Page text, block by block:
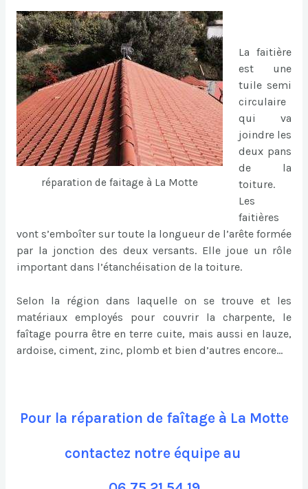
réparation de faitage à La Motte
La faitière
est une
tuile semi
circulaire
qui va
joindre les
deux pans
de la
toiture.
Les
faitières
vont s’emboîter sur toute la longueur de l’arête formée
par la jonction des deux versants. Elle joue un rôle
important dans l’étanchéisation de la toiture.
Selon la région dans laquelle on se trouve et les
matériaux employés pour couvrir la charpente, le
faîtage pourra être en terre cuite, mais aussi en lauze,
ardoise, ciment, zinc, plomb et bien d’autres encore…
Pour la réparation de faîtage à La Motte
contactez notre équipe au